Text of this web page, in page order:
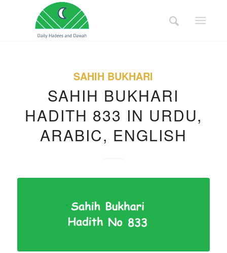
SAHIH BUKHARI
SAHIH BUKHARI
HADITH 833 IN URDU,
ARABIC, ENGLISH